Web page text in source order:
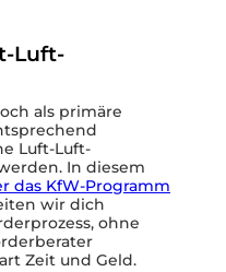
Luft-
als primäre
Luft-Luft-
In diesem
das KfW-Programm
wir dich
ohne
Zeit und Geld.